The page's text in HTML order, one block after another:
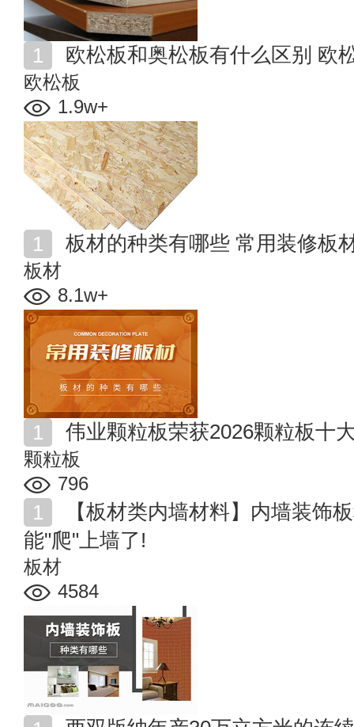
欧松板和奥松板有什么区别 欧
欧松板
1.9w+
板材的种类有哪些 常用装修板
板材
8.1w+
伟业颗粒板荣获2026颗粒板十
颗粒板
796
能"爬"上墙了!
板材
4584